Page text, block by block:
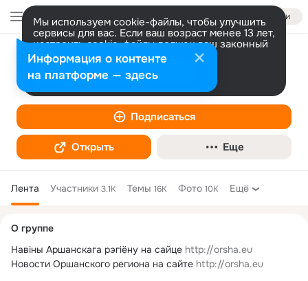
Войти
Мы используем cookie-файлы, чтобы улучшить
сервисы для вас. Если ваш возраст менее 13 лет,
настроить cookie-файлы должен ваш законный
представитель. Больше информации
Разрешить все Настроить
orsha.eu
Интернет-СМИ
Подписаться
Открыть Еще
Лента Участники 3.1K Темы 16K Фото 10K Ещё
колонка
О группе
Навіны Аршанскага рэгіёну на сайце http://orsha.eu
Новости Оршанского региона на сайте http://orsha.eu
Информация о контенте
на платформе — здесь